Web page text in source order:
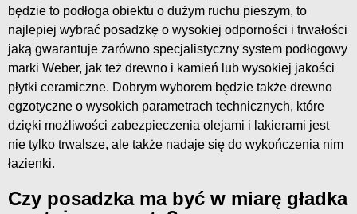
będzie to podłoga obiektu o dużym ruchu pieszym, to
najlepiej wybrać posadzkę o wysokiej odporności i trwałości
jaką gwarantuje zarówno specjalistyczny system podłogowy
marki Weber, jak też drewno i kamień lub wysokiej jakości
płytki ceramiczne. Dobrym wyborem będzie także drewno
egzotyczne o wysokich parametrach technicznych, które
dzięki możliwości zabezpieczenia olejami i lakierami jest
nie tylko trwalsze, ale także nadaje się do wykończenia nim
łazienki.
Czy posadzka ma być w miarę gładka